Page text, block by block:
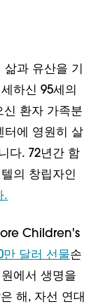
과 유산을 기
하신 95세의
신 환자 가족분
터에 영원히 살
다. 72년간 함
의 창립자인
.
Children's
만 달러 선물손
에서 생명을
해, 자선 연대